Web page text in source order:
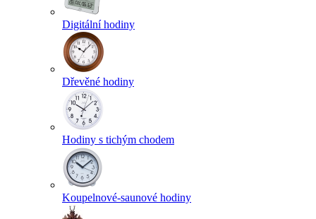
Digitální hodiny
Dřevěné hodiny
Hodiny s tichým chodem
Koupelnové-saunové hodiny